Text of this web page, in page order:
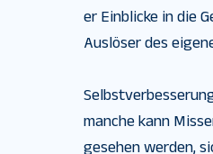
er Einblicke in die
Auslöser des
manche kann
gesehen werden,